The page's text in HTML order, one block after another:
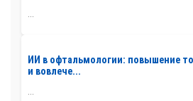
ИИ в офтальмологии: повышение
и вовлече...
...